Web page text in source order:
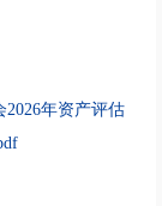
2026年资产评估